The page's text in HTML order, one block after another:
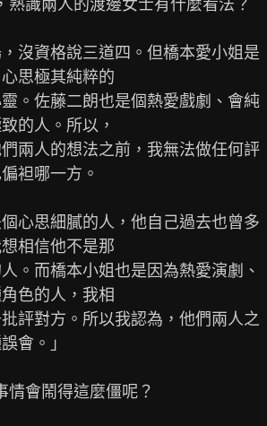
識兩人的渡邊女士有什麼看法？
，沒資格說三道四。但橋本愛小姐是
思極其純粹的
。佐藤二朗也是個熱愛戲劇、會純
的人。所以，
兩人的想法之前，我無法做任何評
袒哪一方。
心思細膩的人，他自己過去也曾多
相信他不是那
。而橋本小姐也是因為熱愛演劇、
色的人，我相
評對方。所以我認為，他們兩人之
會。」
會鬧得這麼僵呢？